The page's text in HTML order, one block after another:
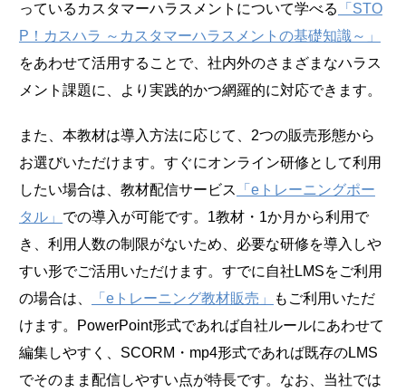
っているカスタマーハラスメントについて学べる
「STO
P！カスハラ ～カスタマーハラスメントの基礎知識～」
をあわせて活用することで、社内外のさまざまなハラス
メント課題に、より実践的かつ網羅的に対応できます。
また、本教材は導入方法に応じて、2つの販売形態から
お選びいただけます。すぐにオンライン研修として利用
したい場合は、教材配信サービス
「eトレーニングポー
タル」 での導入が可能です。1教材・1か月から利用で
き、利用人数の制限がないため、必要な研修を導入しや
すい形でご活用いただけます。すでに自社LMSをご利用
の場合は、
「eトレーニング教材販売」
もご利用いただ
けます。PowerPoint形式であれば自社ルールにあわせて
編集しやすく、SCORM・mp4形式であれば既存のLMS
でそのまま配信しやすい点が特長です。なお、当社では